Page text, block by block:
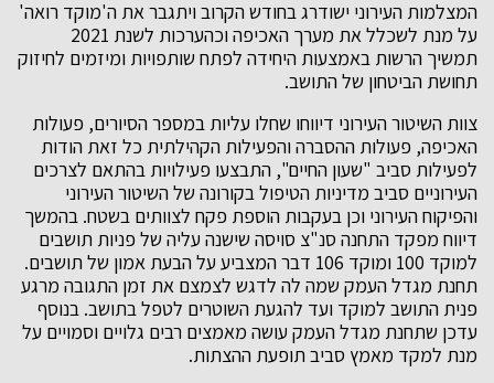
המצלמות העירוני ישודרג בחודש הקרוב ויתגבר את ה'מוקד רואה'
על מנת לשכלל את מערך האכיפה וכהערכות לשנת 2021
תמשיך הרשות באמצעות היחידה לפתח שותפויות ומיזמים לחיזוק
תחושת הביטחון של התושב.
צוות השיטור העירוני דיווחו שחלו עליות במספר הסיורים, פעולות
האכיפה, פעולות ההסברה והפעילות הקהילתית כל זאת הודות
לפעילות סביב "שעון החיים", התבצעו פעילויות בהתאם לצרכים
העירוניים סביב מדיניות הטיפול בקורונה של השיטור העירוני
והפיקוח העירוני וכן בעקבות הוספת פקח לצוותים בשטח. בהמשך
דיווח מפקד התחנה סנ"צ סויסה שישנה עליה של פניות תושבים
למוקד 100 ומוקד 106 דבר המצביע על הבעת אמון של תושבים.
תחנת מגדל העמק שמה לה לדגש לצמצם את זמן התגובה מרגע
פנית התושב למוקד ועד להגעת השוטרים לטפל בתושב. בנוסף
עדכן שתחנת מגדל העמק עושה מאמצים רבים גלויים וסמויים על
מנת למקד מאמץ סביב תופעת ההצתות.